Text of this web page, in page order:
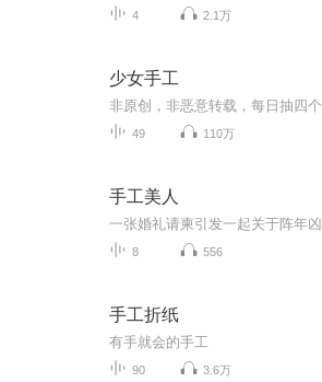
4 2.1万
少女手工
49 110万
手工美人
8 556
手工折纸
有手就会的手工
90 3.6万